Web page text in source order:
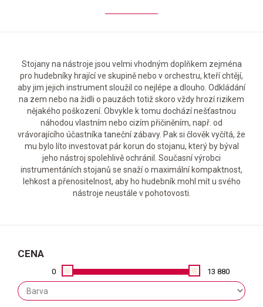
Stojany na nástroje jsou velmi vhodným doplňkem zejména
pro hudebníky hrající ve skupině nebo v orchestru, kteří chtějí,
aby jim jejich instrument sloužil co nejlépe a dlouho. Odkládání
na zem nebo na židli o pauzách totiž skoro vždy hrozí rizikem
nějakého poškození. Obvykle k tomu dochází nešťastnou
náhodou vlastním nebo cizím přičiněním, např. od
vrávorajícího účastníka taneční zábavy. Pak si člověk vyčítá, že
mu bylo líto investovat pár korun do stojanu, který by býval
jeho nástroj spolehlivě ochránil. Současní výrobci
instrumentáních stojanů se snaží o maximální kompaktnost,
lehkost a přenositelnost, aby ho hudebník mohl mít u svého
nástroje neustále v pohotovosti.
CENA
0 13 880